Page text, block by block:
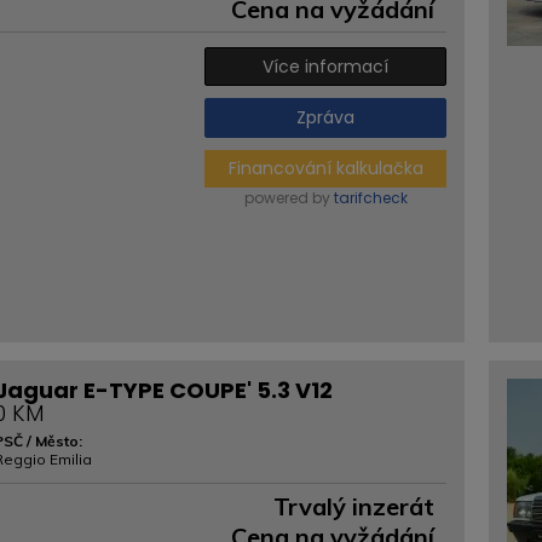
Cena na vyžádání
Více informací
Zpráva
Financování kalkulačka
powered by tarifcheck
E-TYPE COUPE' 5.3 V12
KM
/ Město:
Emilia
Trvalý inzerát